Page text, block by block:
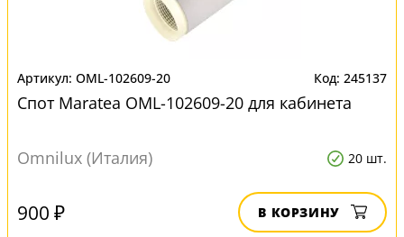
OML-102609-20 245137
Спот Maratea OML-102609-20 для кабинета
Omnilux (Италия) 20 шт.
900 ₽ В КОРЗИНУ